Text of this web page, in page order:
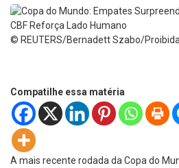
© REUTERS/Bernadett Szabo/
Compatilhe essa matéria
A mais recente rodada da Copa do